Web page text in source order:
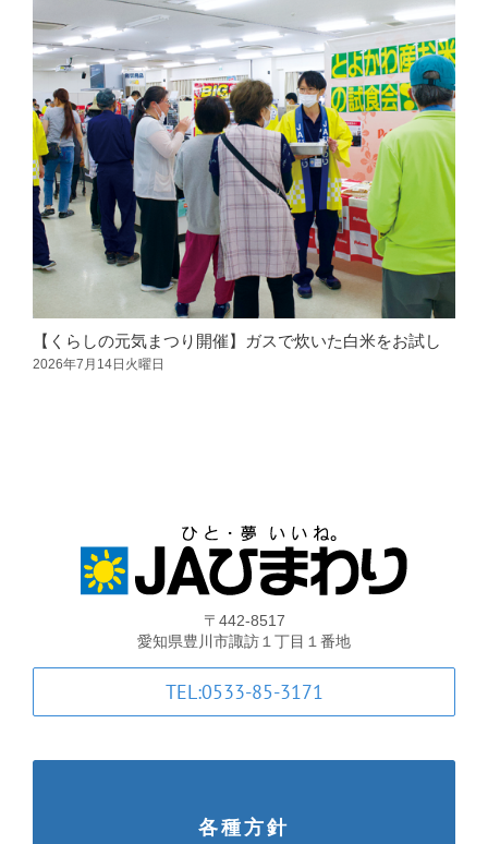
Aコープ
JAバンク・JA共済
JAバンクのご案内
キャンペーン情報
各種金利一覧
JA共済のご案内
【くらしの元気まつり開催】ガスで炊いた白米をお試し
2026年7月14日火曜日
〒442-8517
愛知県豊川市諏訪１丁目１番地
TEL:0533-85-3171
各種方針